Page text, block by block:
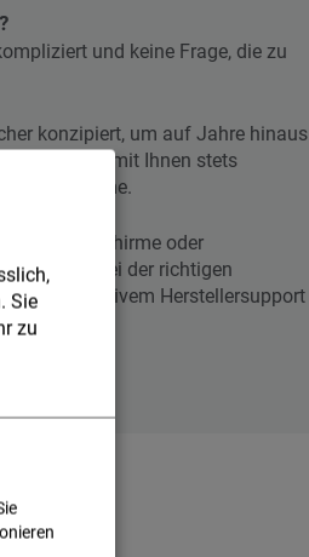
und keine Frage, die zu
konzipiert, um auf Jahre hinaus
Damit Ihnen stets
Probleme.
TV-Bildschirme oder
fundiert bei der richtigen
Hersteller­support
Sie
zu